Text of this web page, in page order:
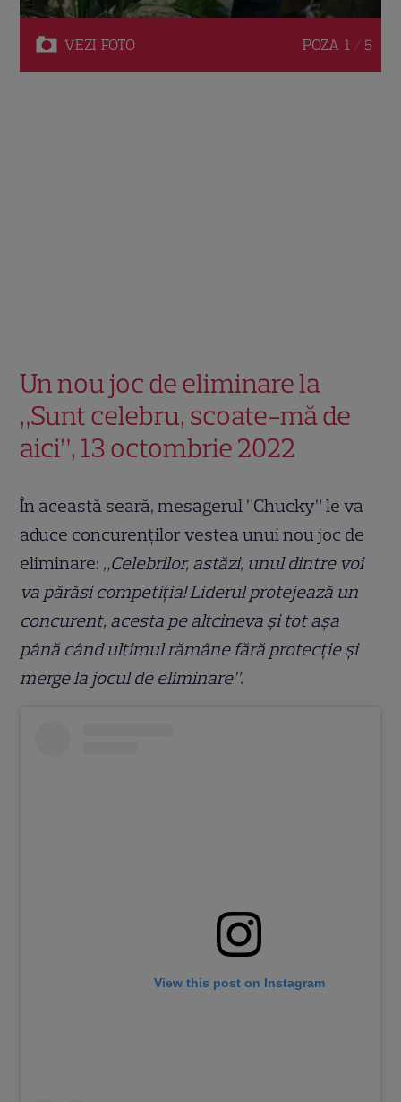
VEZI FOTO POZA 1 / 5
Un nou joc de eliminare la
„Sunt celebru, scoate-mă de
aici”, 13 octombrie 2022
În această seară, mesagerul ”Chucky” le va
aduce concurenților vestea unui nou joc de
eliminare: „Celebrilor, astăzi, unul dintre voi
va părăsi competiția! Liderul protejează un
concurent, acesta pe altcineva și tot așa
până când ultimul rămâne fără protecție și
merge la jocul de eliminare”.
View this post on Instagram